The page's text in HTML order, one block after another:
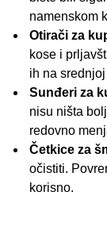
namenskom
Otirači za
kose i
ih na
Sunđeri za
nisu ništa
redovno
Četkice za
očistiti.
korisno.